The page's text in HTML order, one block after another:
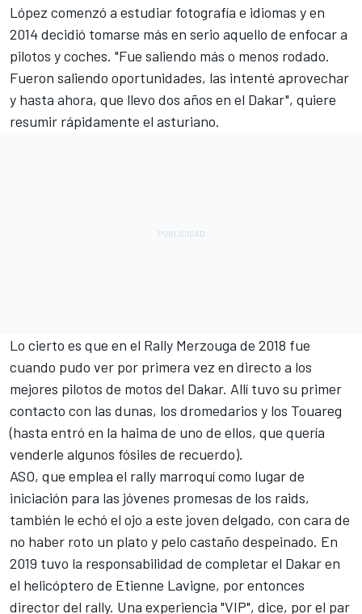
López comenzó a estudiar fotografía e idiomas y en
2014 decidió tomarse más en serio aquello de enfocar a
pilotos y coches. "Fue saliendo más o menos rodado.
Fueron saliendo oportunidades, las intenté aprovechar
y hasta ahora, que llevo dos años en el Dakar", quiere
resumir rápidamente el asturiano.
Lo cierto es que en el Rally Merzouga de 2018 fue
cuando pudo ver por primera vez en directo a los
mejores pilotos de motos del Dakar. Allí tuvo su primer
contacto con las dunas, los dromedarios y los Touareg
(hasta entró en la haima de uno de ellos, que quería
venderle algunos fósiles de recuerdo).
ASO, que emplea el rally marroquí como lugar de
iniciación para las jóvenes promesas de los raids,
también le echó el ojo a este joven delgado, con cara de
no haber roto un plato y pelo castaño despeinado. En
2019 tuvo la responsabilidad de completar el Dakar en
el helicóptero de Etienne Lavigne, por entonces
director del rally. Una experiencia "VIP", dice, por el par